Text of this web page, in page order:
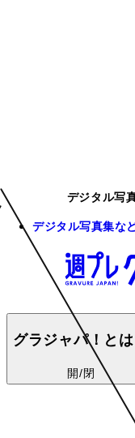
デジタル写
デジタル写真集な
グラジャパ！とは
開/閉